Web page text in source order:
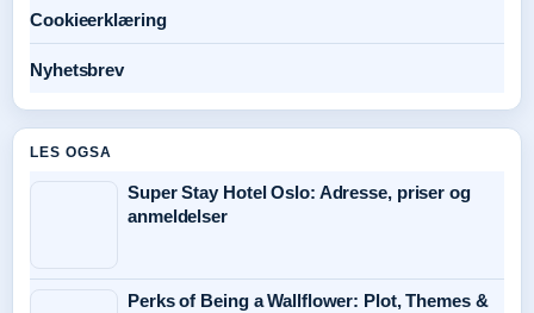
Cookieerklæring
Nyhetsbrev
LES OGSA
Super Stay Hotel Oslo: Adresse, priser og
anmeldelser
Perks of Being a Wallflower: Plot, Themes &